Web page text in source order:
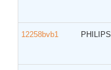
12258bvb1 PHILIPS